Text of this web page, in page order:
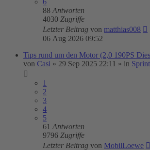
6
88 Antworten
4030 Zugriffe
Letzter Beitrag von matthias008
06 Aug 2026 09:52
Tips rund um den Motor (2,0 190PS
von Casi » 29 Sep 2025 22:11 » in
1
2
3
4
5
61 Antworten
9796 Zugriffe
Letzter Beitrag von MobilLoewe